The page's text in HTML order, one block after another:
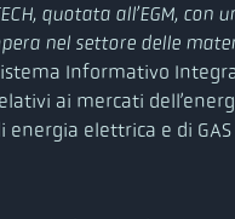
quotata all’EGM,
nel settore delle
Informativo
ai mercati
energia elettrica e di